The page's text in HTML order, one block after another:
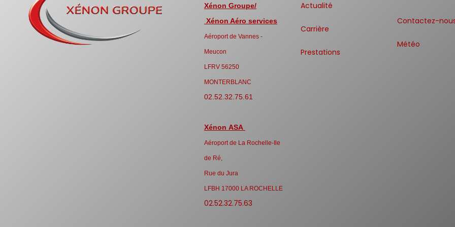
Xénon Groupe/
Xénon Aéro services
Aéroport de Vannes -
Meucon
LFRV 56250
MONTERBLANC
02.52.32.75.61
Xénon ASA
Aéroport de La Rochelle-Ile
de Ré,
Rue du Jura
LFBH 17000 LA ROCHELLE
02.52.32.75.63
Actualité
Carrière
Prestations
Contactez-
Météo